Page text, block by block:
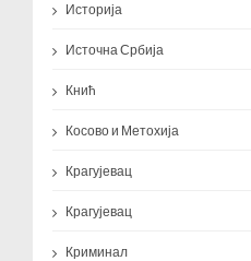
Историја
Источна Србија
Кнић
Косово и Метохија
Крагујевац
Крагујевац
Криминал